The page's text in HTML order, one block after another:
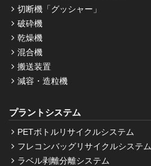
切断機「グッシャー」
破砕機
乾燥機
混合機
搬送装置
減容・造粒機
プラントシステム
PETボトルリサイクルシステム
フレコンバッグリサイクルシステム
ラベル剥離分離システム